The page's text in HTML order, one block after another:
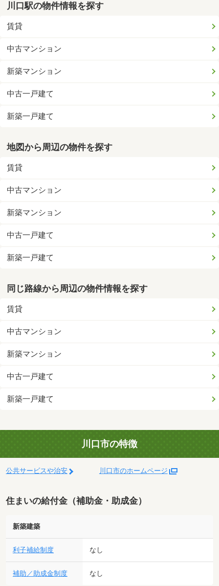
川口駅の物件情報を探す
賃貸
中古マンション
新築マンション
中古一戸建て
新築一戸建て
地図から周辺の物件を探す
賃貸
中古マンション
新築マンション
中古一戸建て
新築一戸建て
同じ路線から周辺の物件情報を探す
賃貸
中古マンション
新築マンション
中古一戸建て
新築一戸建て
川口市の特徴
公共サービスや治安 川口市のホームページ
住まいの給付金（補助金・助成金）
新築建築
利子補給制度 なし
補助／助成金制度 なし